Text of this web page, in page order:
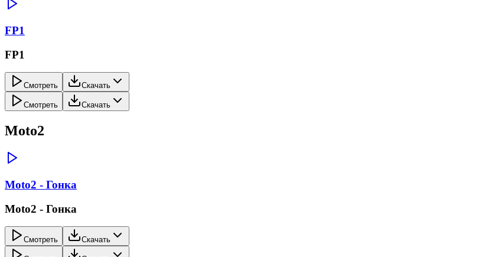
FP1
FP1
Смотреть Скачать
Смотреть Скачать
Moto2
Moto2 - Гонка
Moto2 - Гонка
Смотреть Скачать